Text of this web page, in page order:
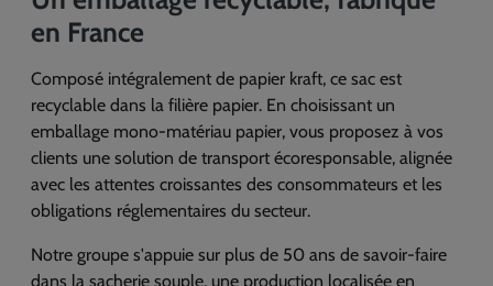
en France
Composé intégralement de papier kraft, ce sac est
recyclable dans la filière papier. En choisissant un
emballage mono-matériau papier, vous proposez à vos
clients une solution de transport écoresponsable, alignée
avec les attentes croissantes des consommateurs et les
obligations réglementaires du secteur.
Notre groupe s'appuie sur plus de 50 ans de savoir-faire
dans la sacherie souple, une production localisée en